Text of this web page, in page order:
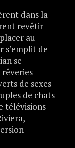
dans la
revêtir
au
s’emplit de
se
de sexes
de chats
télévisions